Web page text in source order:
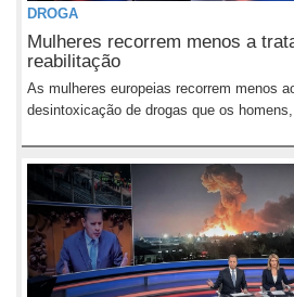
DROGA
Mulheres recorrem menos a
reabilitação
As mulheres europeias recorrem menos
desintoxicação de drogas que os